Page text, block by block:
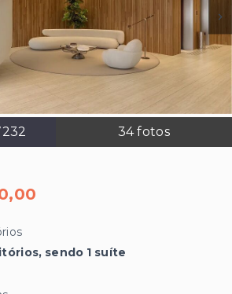
34fotos
sendo 1 suíte